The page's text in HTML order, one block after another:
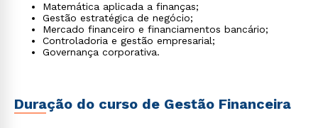
Matemática aplicada a finanças;
Gestão estratégica de negócio;
Mercado financeiro e financiamentos bancário;
Controladoria e gestão empresarial;
Governança corporativa.
Duração do curso de Gestão Financeira